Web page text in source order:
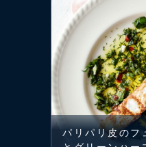
パリパリ皮のフ